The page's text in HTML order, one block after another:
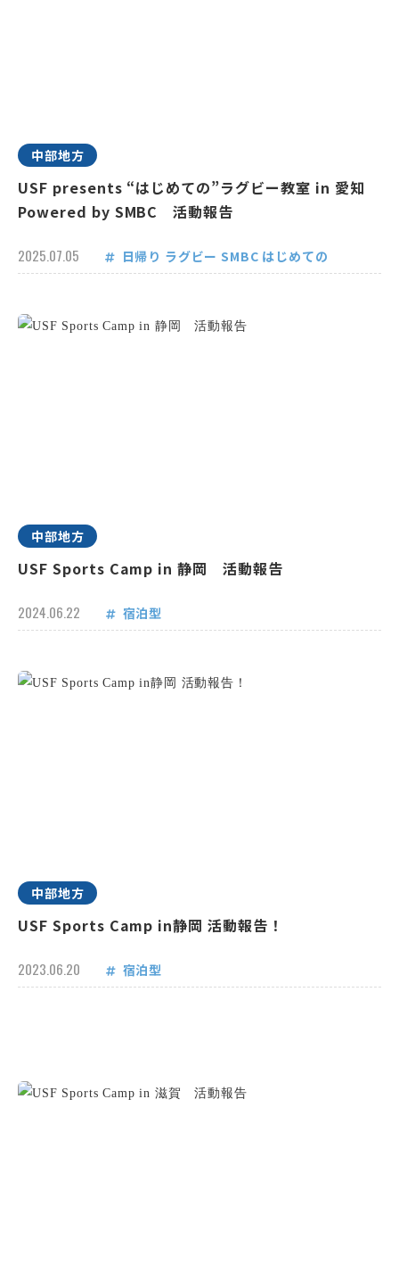
中部地方
USF presents “はじめての”ラグビー教室 in 愛知
Powered by SMBC 活動報告
2025.07.05 日帰り ラグビー SMBC はじめての
中部地方
USF Sports Camp in 静岡 活動報告
2024.06.22 宿泊型
中部地方
USF Sports Camp in静岡 活動報告！
2023.06.20 宿泊型